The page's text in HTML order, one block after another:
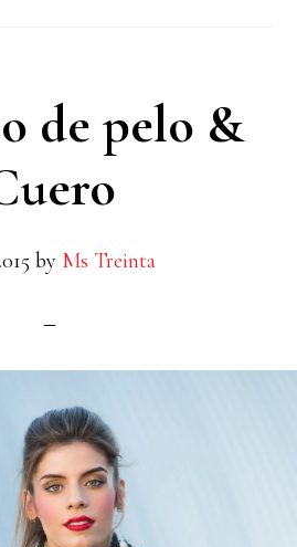
de pelo &
by Ms Treinta